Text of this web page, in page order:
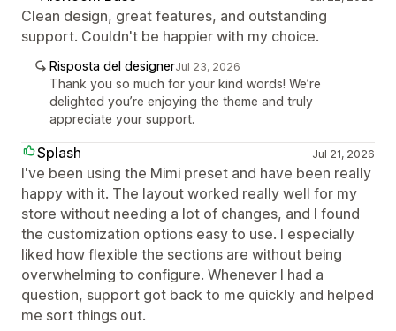
Clean design, great features, and outstanding
support. Couldn't be happier with my choice.
Risposta del designerJul 23, 2026
Thank you so much for your kind words! We’re
delighted you’re enjoying the theme and truly
appreciate your support.
Splash Jul 21, 2026
I've been using the Mimi preset and have been really
happy with it. The layout worked really well for my
store without needing a lot of changes, and I found
the customization options easy to use. I especially
liked how flexible the sections are without being
overwhelming to configure. Whenever I had a
question, support got back to me quickly and helped
me sort things out.